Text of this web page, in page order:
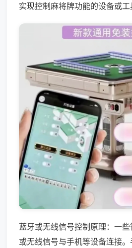
实现控制麻将牌功能的设备或工
蓝牙或无线信号控制原理：一
或无线信号与手机等设备连接